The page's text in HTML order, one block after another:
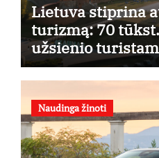
Lietuva stiprina
turizmą: 70
užsienio
Naudinga žinoti